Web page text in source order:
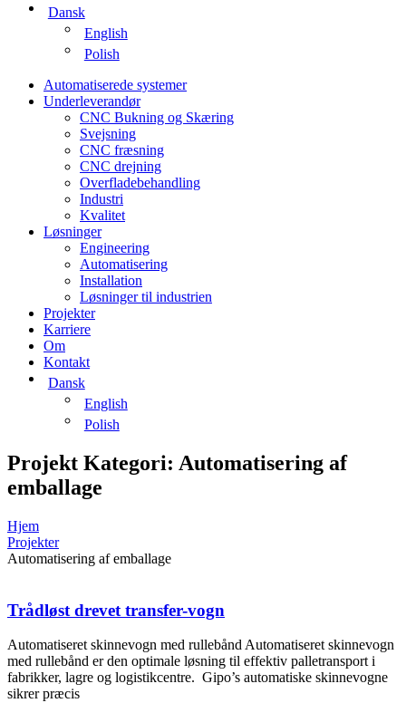
Dansk
English
Polish
Automatiserede systemer
Underleverandør
CNC Bukning og Skæring
Svejsning
CNC fræsning
CNC drejning
Overfladebehandling
Industri
Kvalitet
Løsninger
Engineering
Automatisering
Installation
Løsninger til industrien
Projekter
Karriere
Om
Kontakt
Dansk
English
Polish
Projekt Kategori: Automatisering af
emballage
Hjem
Projekter
Automatisering af emballage
Trådløst drevet transfer-vogn
Automatiseret skinnevogn med rullebånd Automatiseret skinnevogn
med rullebånd er den optimale løsning til effektiv palletransport i
fabrikker, lagre og logistikcentre. Gipo’s automatiske skinnevogne
sikrer præcis